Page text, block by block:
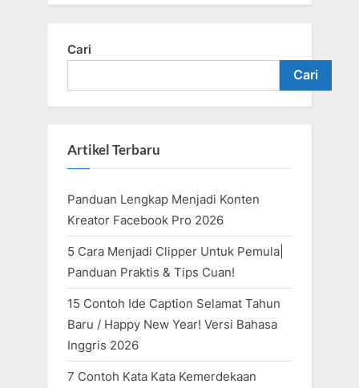
Cari
Cari
Artikel Terbaru
Panduan Lengkap Menjadi Konten
Kreator Facebook Pro 2026
5 Cara Menjadi Clipper Untuk Pemula|
Panduan Praktis & Tips Cuan!
15 Contoh Ide Caption Selamat Tahun
Baru / Happy New Year! Versi Bahasa
Inggris 2026
7 Contoh Kata Kata Kemerdekaan